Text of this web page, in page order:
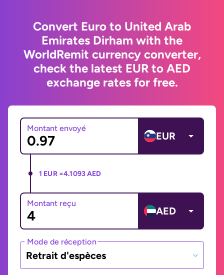
Convert Euro to United Arab
Emirates Dirham with the
WorldRemit currency converter,
check the latest EUR to AED
exchange rates for free.
Montant envoyé
EUR
1 EUR =4.1093 AED
Montant reçu
AED
Mode de réception
Retrait d'espèces